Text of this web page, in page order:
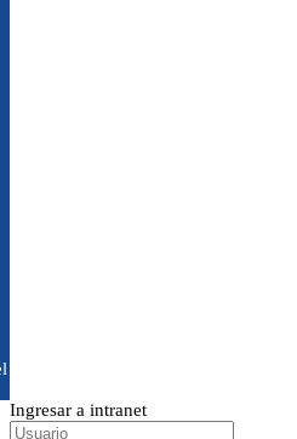
Ingresar a intranet